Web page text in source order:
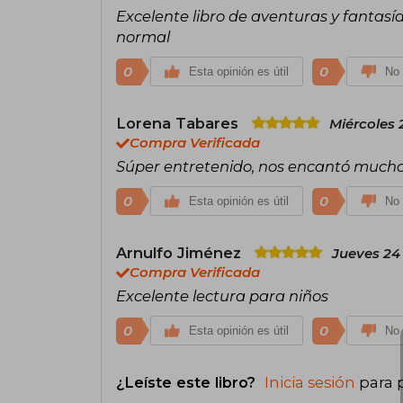
Excelente libro de aventuras y
normal
0 Esta opinión es útil 0 No
Lorena Tabares
Miércoles
Compra Verificada
Súper entretenido, nos encantó
0 Esta opinión es útil 0 No
Arnulfo Jiménez
Jueves
Compra Verificada
Excelente lectura para niños
0 Esta opinión es útil 0
¿Leíste este libro? Inicia sesión para